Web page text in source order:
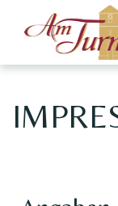
Home
Über uns
Ihr Team